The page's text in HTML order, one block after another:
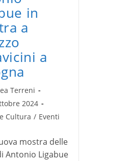
in
a
a
Terreni
2024
Cultura / Eventi
mostra delle
Antonio Ligabue